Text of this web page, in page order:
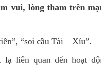
vui, lòng tham trên
“soi cầu Tài – Xỉu”.
liên quan đến hoạt